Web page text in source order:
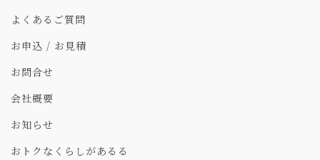
よくあるご質問
お申込 / お見積
お問合せ
会社概要
お知らせ
おトクなくらしがあるる